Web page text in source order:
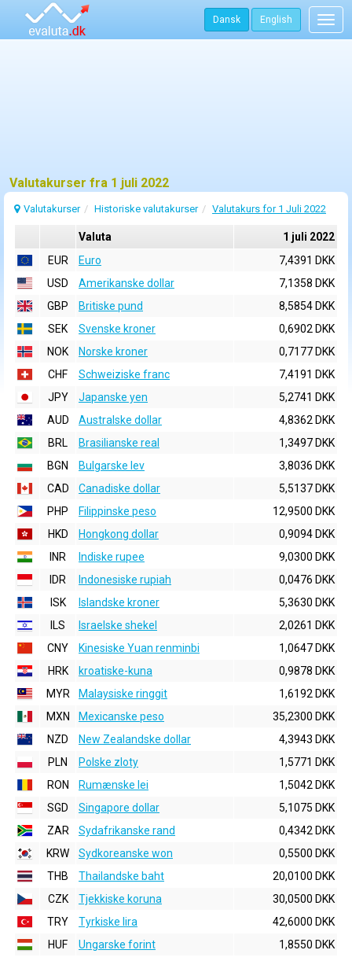
Dansk English
Valutakurser fra 1 juli 2022
Valutakurser Historiske valutakurser Valutakurs for 1 Juli 2022
Valuta
1 juli 2022
EUR
Euro
7,4391 DKK
USD
Amerikanske dollar
7,1358 DKK
GBP
Britiske pund
8,5854 DKK
SEK
Svenske kroner
0,6902 DKK
NOK
Norske kroner
0,7177 DKK
CHF
Schweiziske franc
7,4191 DKK
JPY
Japanske yen
5,2741 DKK
AUD
Australske dollar
4,8362 DKK
BRL
Brasilianske real
1,3497 DKK
BGN
Bulgarske lev
3,8036 DKK
CAD
Canadiske dollar
5,5137 DKK
PHP
Filippinske peso
12,9500 DKK
HKD
Hongkong dollar
0,9094 DKK
INR
Indiske rupee
9,0300 DKK
IDR
Indonesiske rupiah
0,0476 DKK
ISK
Islandske kroner
5,3630 DKK
ILS
Israelske shekel
2,0261 DKK
CNY
Kinesiske Yuan renminbi
1,0647 DKK
HRK
kroatiske-kuna
0,9878 DKK
MYR
Malaysiske ringgit
1,6192 DKK
MXN
Mexicanske peso
35,2300 DKK
NZD
New Zealandske dollar
4,3943 DKK
PLN
Polske zloty
1,5771 DKK
RON
Rumænske lei
1,5042 DKK
SGD
Singapore dollar
5,1075 DKK
ZAR
Sydafrikanske rand
0,4342 DKK
KRW
Sydkoreanske won
0,5500 DKK
THB
Thailandske baht
20,0100 DKK
CZK
Tjekkiske koruna
30,0500 DKK
TRY
Tyrkiske lira
42,6000 DKK
HUF
Ungarske forint
1,8550 DKK